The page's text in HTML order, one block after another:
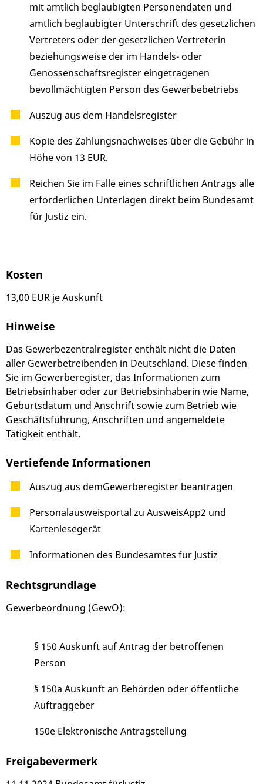
mit amtlich beglaubigten Personendaten und
amtlich beglaubigter Unterschrift des gesetzlichen
Vertreters oder der gesetzlichen Vertreterin
beziehungsweise der im Handels- oder
Genossenschaftsregister eingetragenen
bevollmächtigten Person des Gewerbebetriebs
Auszug aus dem Handelsregister
Kopie des Zahlungsnachweises über die Gebühr in
Höhe von 13 EUR.
Reichen Sie im Falle eines schriftlichen Antrags alle
erforderlichen Unterlagen direkt beim Bundesamt
für Justiz ein.
Kosten
13,00 EUR je Auskunft
Hinweise
Das Gewerbezentralregister enthält nicht die Daten
aller Gewerbetreibenden in Deutschland. Diese finden
Sie im Gewerberegister, das Informationen zum
Betriebsinhaber oder zur Betriebsinhaberin wie Name,
Geburtsdatum und Anschrift sowie zum Betrieb wie
Geschäftsführung, Anschriften und angemeldete
Tätigkeit enthält.
Vertiefende Informationen
Auszug aus demGewerberegister beantragen
Personalausweisportal zu AusweisApp2 und
Kartenlesegerät
Informationen des Bundesamtes für Justiz
Rechtsgrundlage
Gewerbeordnung (GewO):
§ 150 Auskunft auf Antrag der betroffenen
Person
§ 150a Auskunft an Behörden oder öffentliche
Auftraggeber
150e Elektronische Antragstellung
Freigabevermerk